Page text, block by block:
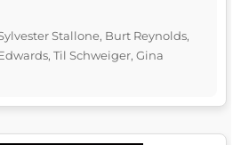
Stallone, Burt Reynolds,
Til Schweiger, Gina